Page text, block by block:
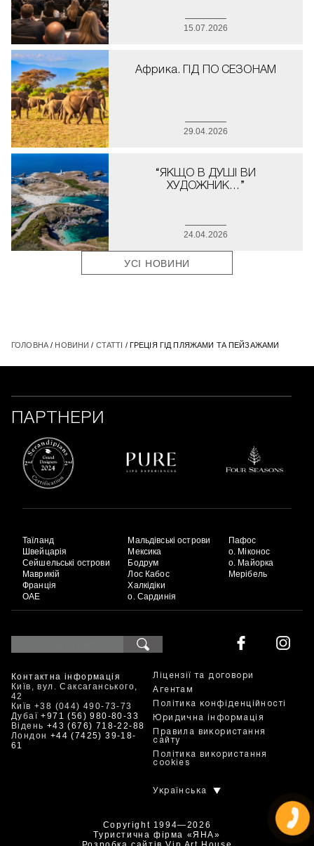
15.07.2026
Африка. ГІД ПО СЕЗОНАМ
29.04.2026
“ЯКЩО В ДУШІ ВИ
ХУДОЖНИК…”
24.04.2026
УСІ НОВИНИ
ГОЛОВНА/ НОВИНИ / СТАТТІ / ГРЕЦІЯ ГІД ПЛЯЖАМИ ТА ПЕЙЗАЖАМИ
ПАРТНЕРИ
Таїланд
Швейцарія
Сейшельські острови
Маврикій
Франція
ОАЕ
Мальдівські острови
Мексика
Бодрум
Лос Кабос
Халкідіки
о. Сардинія
Пафос
о. Міконос
о. Майорка
Мерібель
Контактна інформація
Київ, вул. Саксаганського,
42
Київ +38 (044) 490-73-73
Дубаї+971 (56) 980-80-33
Відень +43 (676) 718-22-88
Лондон +44 (7425) 39-18-
61
Ліцензії та договори
Агентам
Політика конфіденційності
Юридична інформація
Правила використання
сайту
Політика використання
cookies
Українська
Copyright 1994—2026
Туристична фірма «ЯНА»